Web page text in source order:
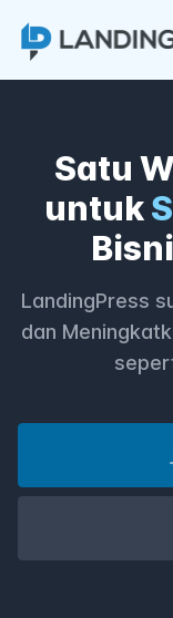
Satu
untuk
LandingPress
dan